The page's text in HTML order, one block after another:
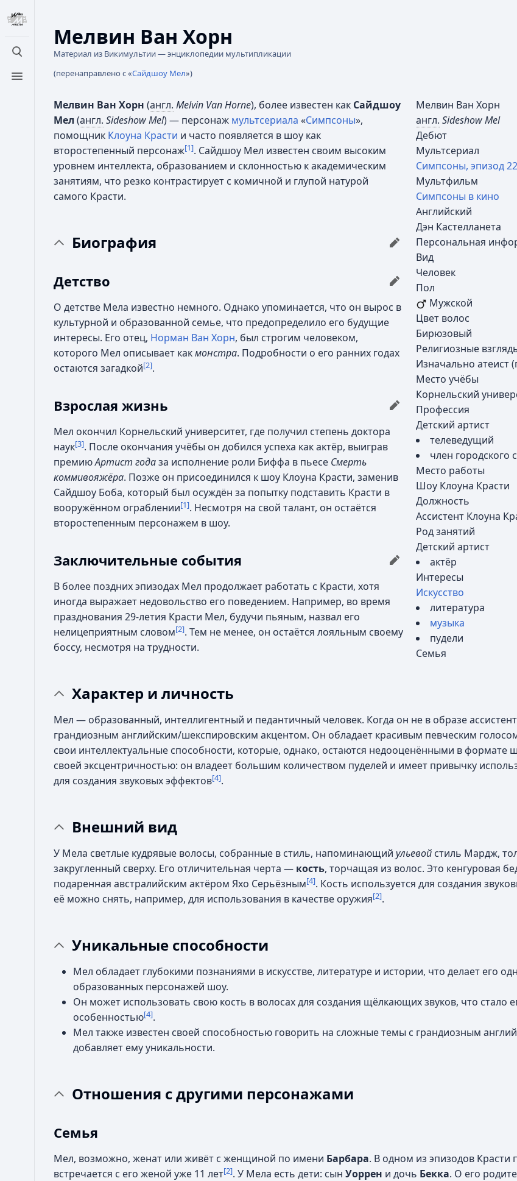
Открыть поиск
Открыть меню
Мелвин Ван Хорн
Материал из Викимультии — энциклопедии мультипликации
(перенаправлено с «Сайдшоу Мел»)
Мелвин Ван Хорн
англ. Sideshow Mel
Дебют
Мультсериал
Симпсоны, эпизод 22
Мультфильм
Симпсоны в кино
Английский
Дэн Кастелланета
Персональная
Вид
Человек
Пол
Мужской
Цвет волос
Бирюзовый
Религиозные
Изначально атеист
Место учёбы
Корнельский
Профессия
Детский артист
телеведущий
член городского
Место работы
Шоу Клоуна Красти
Должность
Ассистент Клоуна
Род занятий
Детский артист
актёр
Интересы
Искусство
литература
музыка
пудели
Семья
Мелвин Ван Хорн (англ. Melvin Van Horne), более известен как Сайдшоу
Мел (англ. Sideshow Mel) — персонаж мультсериала «Симпсоны»,
помощник Клоуна Красти и часто появляется в шоу как
второстепенный персонаж[1]. Сайдшоу Мел известен своим высоким
уровнем интеллекта, образованием и склонностью к академическим
занятиям, что резко контрастирует с комичной и глупой натурой
самого Красти.
Биография
Детство
О детстве Мела известно немного. Однако упоминается, что он вырос в
культурной и образованной семье, что предопределило его будущие
интересы. Его отец, Норман Ван Хорн, был строгим человеком,
которого Мел описывает какмонстра. Подробности о его ранних годах
остаются загадкой[2].
Взрослая жизнь
Мел окончил Корнельский университет, где получил степень доктора
наук[3]. После окончания учёбы он добился успеха как актёр, выиграв
премиюАртист годаза исполнение роли Биффа в пьесе Смерть
коммивояжёра. Позже он присоединился к шоу Клоуна Красти, заменив
Сайдшоу Боба, который был осуждён за попытку подставить Красти в
вооружённом ограблении[1]. Несмотря на свой талант, он остаётся
второстепенным персонажем в шоу.
Заключительные события
В более поздних эпизодах Мел продолжает работать с Красти, хотя
иногда выражает недовольство его поведением. Например, во время
празднования 29-летия Красти Мел, будучи пьяным, назвал его
нелицеприятным словом[2]. Тем не менее, он остаётся лояльным своему
боссу, несмотря на трудности.
Характер и личность
Мел — образованный, интеллигентный и педантичный человек. Когда он не в образе
грандиозным английским/шекспировским акцентом. Он обладает красивым певческим
свои интеллектуальные способности, которые, однако, остаются недооценёнными в формате
своей эксцентричностью: он владеет большим количеством пуделей и имеет привычку
для создания звуковых эффектов[4].
Внешний вид
У Мела светлые кудрявые волосы, собранные в стиль, напоминающий ульевой стиль Мардж,
закругленный сверху. Его отличительная черта — кость, торчащая из волос. Это кенгуровая
подаренная австралийским актёром Яхо Серьёзным[4]. Кость используется для создания
её можно снять, например, для использования в качестве оружия[2].
Уникальные способности
Мел обладает глубокими познаниями в искусстве, литературе и истории, что делает его
образованных персонажей шоу.
Он может использовать свою кость в волосах для создания щёлкающих звуков, что стало
особенностью[4].
Мел также известен своей способностью говорить на сложные темы с грандиозным
добавляет ему уникальности.
Отношения с другими персонажами
Семья
Мел, возможно, женат или живёт с женщиной по имени Барбара. В одном из эпизодов Красти
встречается с его женой уже 11 лет[2]. У Мела есть дети: сын Уоррен и дочь Бекка. О его